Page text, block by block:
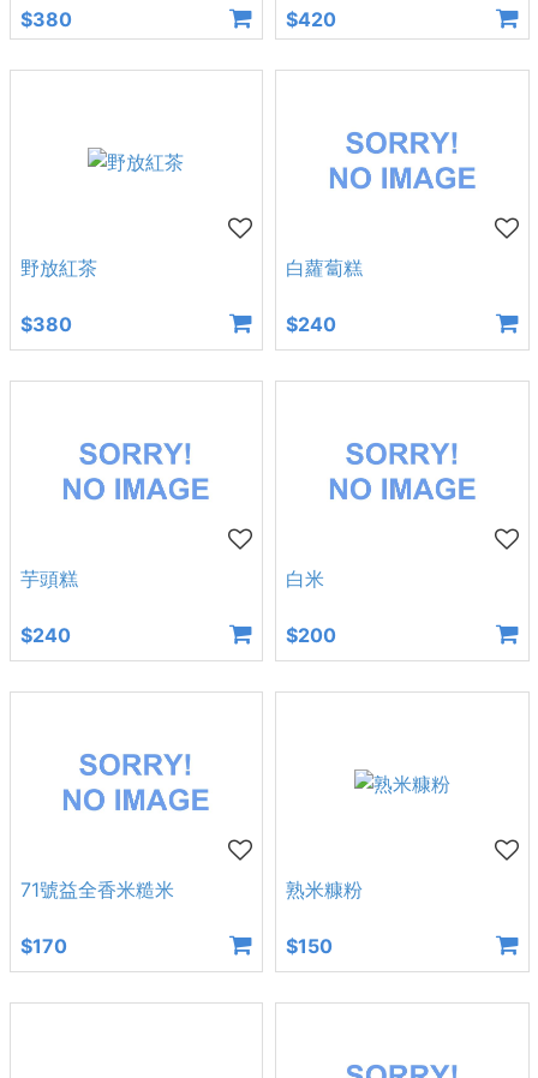
$380 $420
野放紅茶
$380
白蘿蔔糕
$240
芋頭糕
$240
白米
$200
71號益全香米糙米
$170
熟米糠粉
$150